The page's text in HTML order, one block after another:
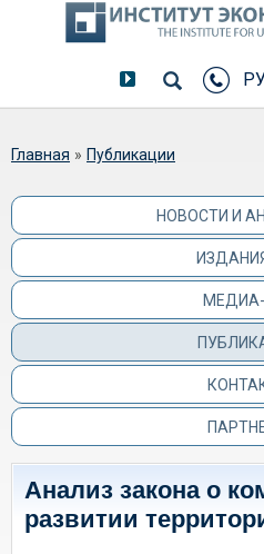
Вы здесь
Главная » Публикации
НОВОСТИ И
Анализ закона о
развитии